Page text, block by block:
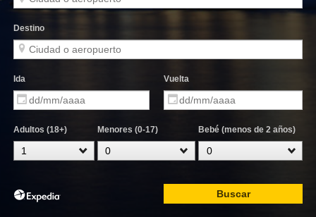
Destino
Ida Vuelta
Adultos (18+) Menores (0-17) Bebé (menos de 2 años)
Buscar